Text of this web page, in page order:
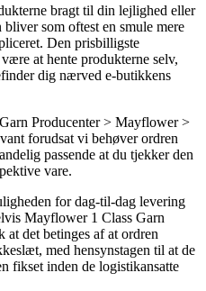
bragt til din lejlighed eller
som oftest en smule mere
Den prisbilligste
at hente produkterne selv,
dig nærved e-butikkens
Producenter > Mayflower >
forudsat vi behøver ordren
passende at du tjekker den
vare.
for dag-til-dag levering
Mayflower 1 Class Garn
det betinges af at ordren
med hensynstagen til at de
fikset inden de logistikansatte